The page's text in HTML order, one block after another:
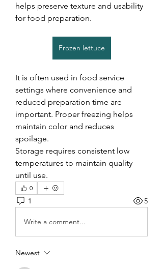
helps preserve texture and usability
for food preparation.
Frozen lettuce
It is often used in food service
settings where convenience and
reduced preparation time are
important. Proper freezing helps
maintain color and reduces
spoilage.
Storage requires consistent low
temperatures to maintain quality
until use.
0
1 5
Write a comment...
Newest